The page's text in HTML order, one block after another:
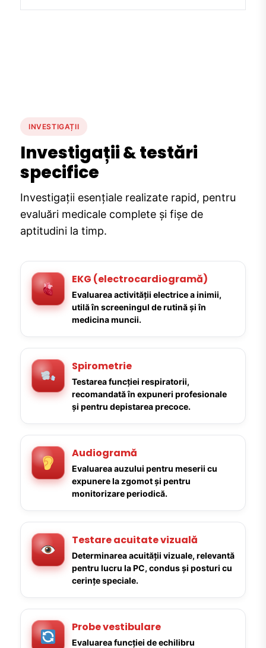
INVESTIGAȚII
Investigații & testări
specifice
Investigații esențiale realizate rapid, pentru
evaluări medicale complete și fișe de
aptitudini la timp.
EKG (electrocardiogramă)
Evaluarea activității electrice a inimii,
utilă în screeningul de rutină și în
medicina muncii.
Spirometrie
Testarea funcției respiratorii,
recomandată în expuneri profesionale
și pentru depistarea precoce.
Audiogramă
Evaluarea auzului pentru meserii cu
expunere la zgomot și pentru
monitorizare periodică.
Testare acuitate vizuală
Determinarea acuității vizuale, relevantă
pentru lucru la PC, condus și posturi cu
cerințe speciale.
Probe vestibulare
Evaluarea funcției de echilibru